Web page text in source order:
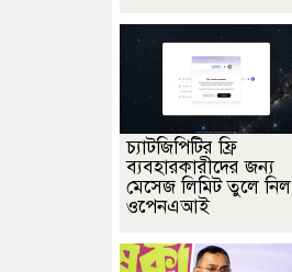
চ্যাটজিপিটির ফ্রি
ব্যবহারকারীদের জন্য
মেসেজ লিমিট তুলে নিল
ওপেনএআই